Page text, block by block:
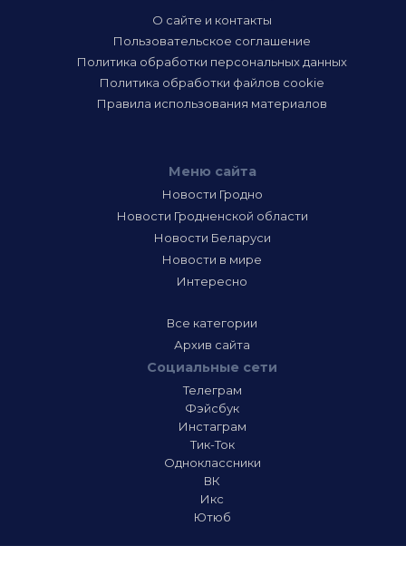
О сайте и контакты
Пользовательское соглашение
Политика обработки персональных данных
Политика обработки файлов cookie
Правила использования материалов
Меню сайта
Новости Гродно
Новости Гродненской области
Новости Беларуси
Новости в мире
Интересно
Все категории
Архив сайта
Социальные сети
Телеграм
Фэйсбук
Инстаграм
Тик-Ток
Одноклассники
ВК
Икс
Ютюб